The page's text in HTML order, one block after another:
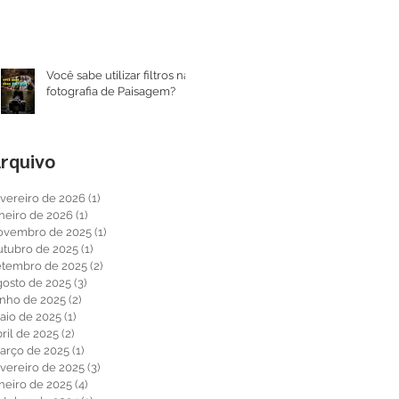
Você sabe utilizar filtros na
fotografia de Paisagem?
de 2026 (1)
de 2026(1)
de 2025(1)
de 2025 (1)
de 2025 (2)
de 2025 (3)
de 2025 (2)
de 2025(1)
de 2025 (2)
de 2025(1)
de 2025 (3)
de 2025(4)